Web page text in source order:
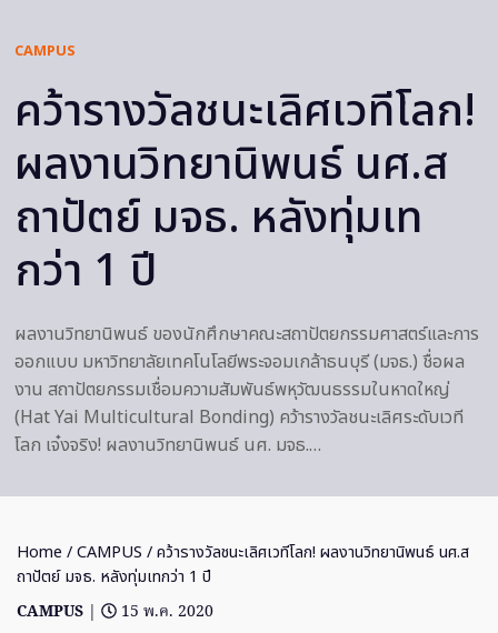
CAMPUS
คว้ารางวัลชนะเลิศเวทีโลก!
ผลงานวิทยานิพนธ์ นศ.ส
ถาปัตย์ มจธ. หลังทุ่มเท
กว่า 1 ปี
ผลงานวิทยานิพนธ์ ของนักศึกษาคณะสถาปัตยกรรมศาสตร์และการ
ออกแบบ มหาวิทยาลัยเทคโนโลยีพระจอมเกล้าธนบุรี (มจธ.) ชื่อผล
งาน สถาปัตยกรรมเชื่อมความสัมพันธ์พหุวัฒนธรรมในหาดใหญ่
(Hat Yai Multicultural Bonding) คว้ารางวัลชนะเลิศระดับเวที
โลก เจ๋งจริง! ผลงานวิทยานิพนธ์ นศ. มจธ.…
Home /CAMPUS / คว้ารางวัลชนะเลิศเวทีโลก! ผลงานวิทยานิพนธ์ นศ.ส
ถาปัตย์ มจธ. หลังทุ่มเทกว่า 1 ปี
CAMPUS |
15 พ.ค. 2020